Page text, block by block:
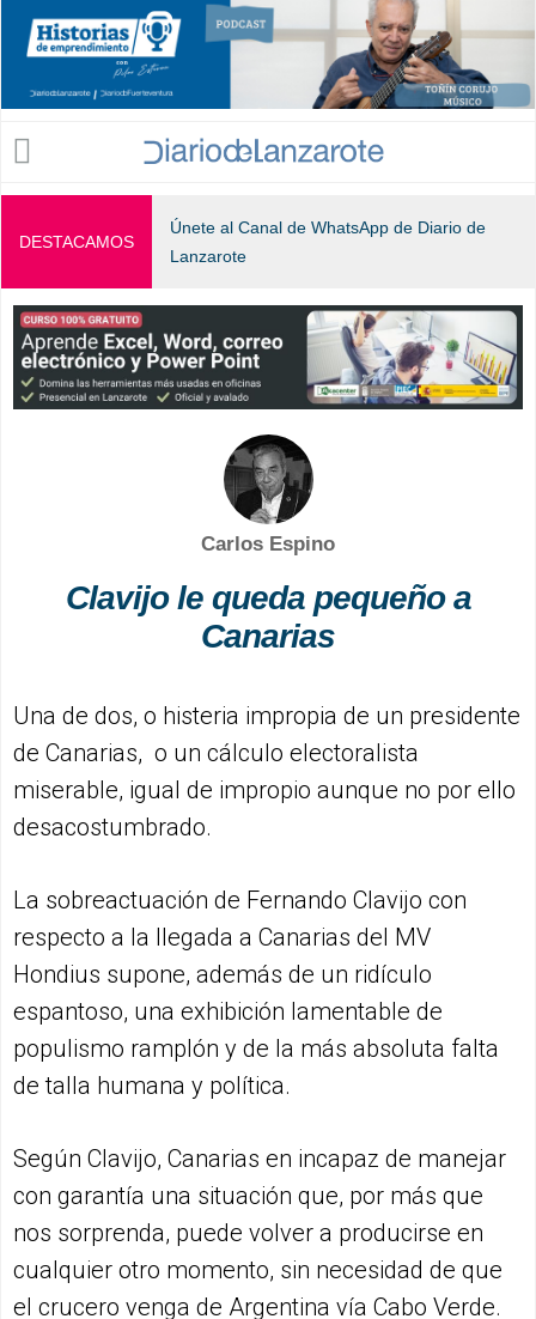
Jump to navigation
DESTACAMOS
Únete al Canal de WhatsApp de Diario de
Lanzarote
Carlos Espino
Clavijo le queda pequeño a
Canarias
Una de dos, o histeria impropia de un presidente
de Canarias, o un cálculo electoralista
miserable, igual de impropio aunque no por ello
desacostumbrado.
La sobreactuación de Fernando Clavijo con
respecto a la llegada a Canarias del MV
Hondius supone, además de un ridículo
espantoso, una exhibición lamentable de
populismo ramplón y de la más absoluta falta
de talla humana y política.
Según Clavijo, Canarias en incapaz de manejar
con garantía una situación que, por más que
nos sorprenda, puede volver a producirse en
cualquier otro momento, sin necesidad de que
el crucero venga de Argentina vía Cabo Verde.